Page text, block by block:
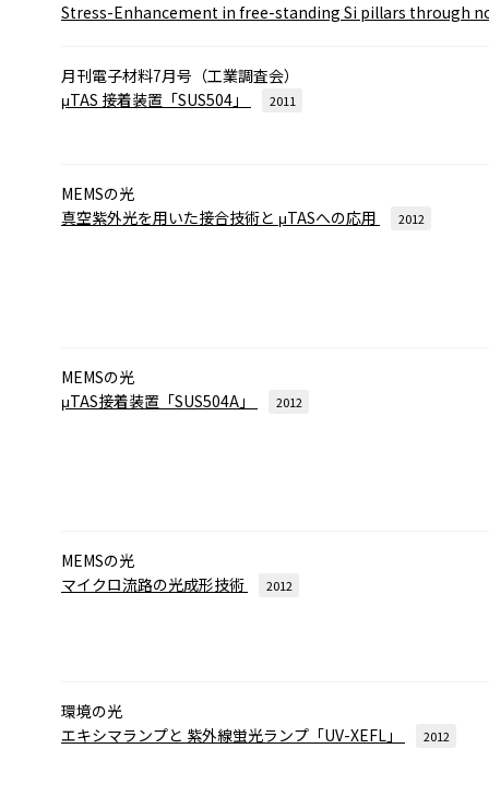
Stress-Enhancement in free-standing Si pillars through
月刊電子材料7月号（工業調査会）
μTAS 接着装置「SUS504」
2011
MEMSの光
真空紫外光を用いた接合技術と μTASへの応用 2012
MEMSの光
μTAS接着装置「SUS504A」
2012
MEMSの光
マイクロ流路の光成形技術
2012
環境の光
エキシマランプと 紫外線蛍光ランプ「UV-XEFL」 2012